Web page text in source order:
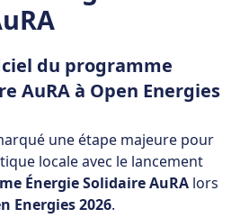
du programme
AuRA à Open Energies
une étape majeure pour
locale avec le lancement
Énergie Solidaire AuRA lors
Energies 2026.